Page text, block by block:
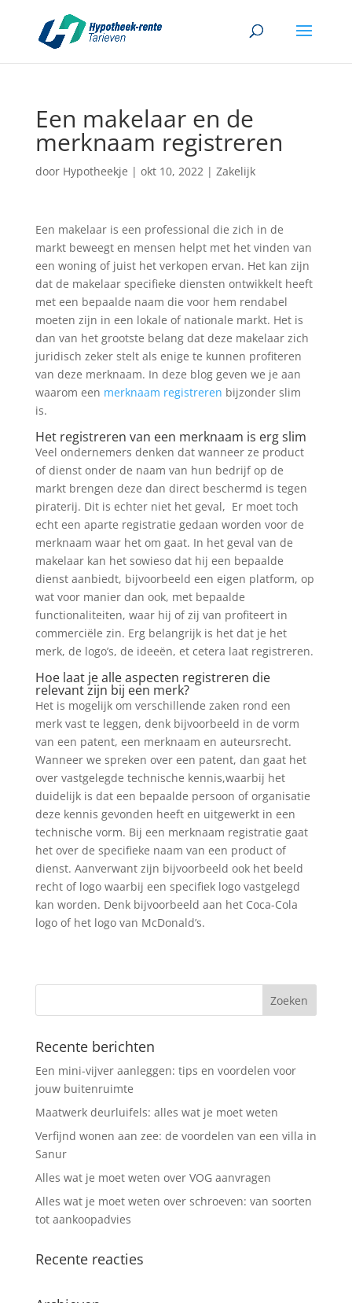
Een makelaar en de
merknaam registreren
door Hypotheekje | okt 10, 2022| Zakelijk
Een makelaar is een professional die zich in de
markt beweegt en mensen helpt met het vinden van
een woning of juist het verkopen ervan. Het kan zijn
dat de makelaar specifieke diensten ontwikkelt heeft
met een bepaalde naam die voor hem rendabel
moeten zijn in een lokale of nationale markt. Het is
dan van het grootste belang dat deze makelaar zich
juridisch zeker stelt als enige te kunnen profiteren
van deze merknaam. In deze blog geven we je aan
waarom een merknaam registreren bijzonder slim
is.
Het registreren van een merknaam is erg slim
Veel ondernemers denken dat wanneer ze product
of dienst onder de naam van hun bedrijf op de
markt brengen deze dan direct beschermd is tegen
piraterij. Dit is echter niet het geval, Er moet toch
echt een aparte registratie gedaan worden voor de
merknaam waar het om gaat. In het geval van de
makelaar kan het sowieso dat hij een bepaalde
dienst aanbiedt, bijvoorbeeld een eigen platform, op
wat voor manier dan ook, met bepaalde
functionaliteiten, waar hij of zij van profiteert in
commerciële zin. Erg belangrijk is het dat je het
merk, de logo’s, de ideeën, et cetera laat registreren.
Hoe laat je alle aspecten registreren die
relevant zijn bij een merk?
Het is mogelijk om verschillende zaken rond een
merk vast te leggen, denk bijvoorbeeld in de vorm
van een patent, een merknaam en auteursrecht.
Wanneer we spreken over een patent, dan gaat het
over vastgelegde technische kennis,waarbij het
duidelijk is dat een bepaalde persoon of organisatie
deze kennis gevonden heeft en uitgewerkt in een
technische vorm. Bij een merknaam registratie gaat
het over de specifieke naam van een product of
dienst. Aanverwant zijn bijvoorbeeld ook het beeld
recht of logo waarbij een specifiek logo vastgelegd
kan worden. Denk bijvoorbeeld aan het Coca-Cola
logo of het logo van McDonald’s.
Recente berichten
Een mini-vijver aanleggen: tips en voordelen voor
jouw buitenruimte
Maatwerk deurluifels: alles wat je moet weten
Verfijnd wonen aan zee: de voordelen van een villa in
Sanur
Alles wat je moet weten over VOG aanvragen
Alles wat je moet weten over schroeven: van soorten
tot aankoopadvies
Recente reacties